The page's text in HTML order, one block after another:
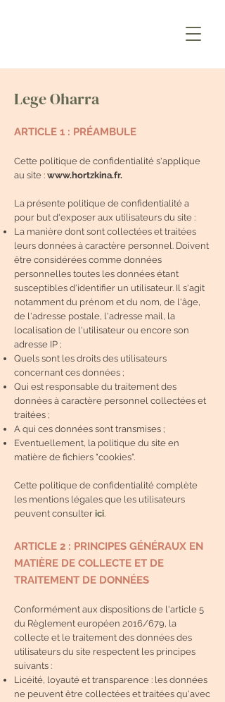
Lege Oharra
ARTICLE 1 : PRÉAMBULE
Cette politique de confidentialité s'applique
au site : www.hortzkina.fr.
La présente politique de confidentialité a
pour but d'exposer aux utilisateurs du site :
La manière dont sont collectées et traitées
leurs données à caractère personnel. Doivent
être considérées comme données
personnelles toutes les données étant
susceptibles d'identifier un utilisateur. Il s'agit
notamment du prénom et du nom, de l'âge,
de l'adresse postale, l'adresse mail, la
localisation de l'utilisateur ou encore son
adresse IP ;
Quels sont les droits des utilisateurs
concernant ces données ;
Qui est responsable du traitement des
données à caractère personnel collectées et
traitées ;
A qui ces données sont transmises ;
Eventuellement, la politique du site en
matière de fichiers "cookies".
Cette politique de confidentialité complète
les mentions légales que les utilisateurs
peuvent consulter ici.
ARTICLE 2 : PRINCIPES GÉNÉRAUX EN
MATIÈRE DE COLLECTE ET DE
TRAITEMENT DE DONNÉES
Conformément aux dispositions de l'article 5
du Règlement européen 2016/679, la
collecte et le traitement des données des
utilisateurs du site respectent les principes
suivants :
Licéité, loyauté et transparence : les données
ne peuvent être collectées et traitées qu'avec